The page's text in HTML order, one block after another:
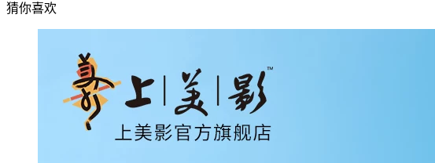
猜你喜欢